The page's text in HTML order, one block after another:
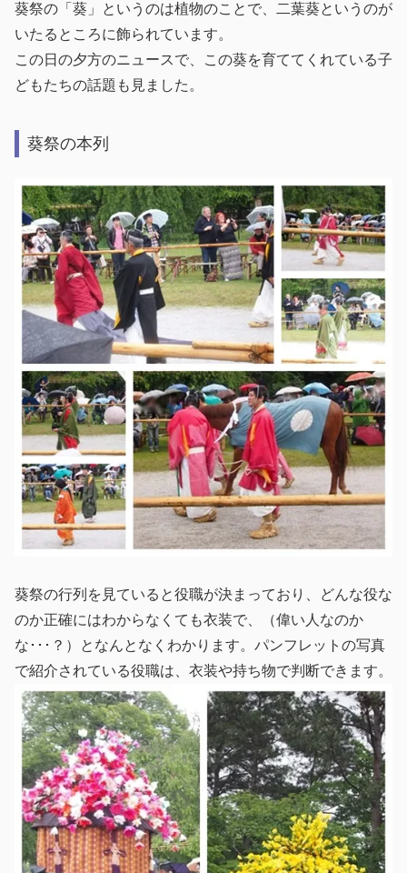
葵祭の「葵」というのは植物のことで、二葉葵というのが
いたるところに飾られています。
この日の夕方のニュースで、この葵を育ててくれている子
どもたちの話題も見ました。
葵祭の本列
葵祭の行列を見ていると役職が決まっており、どんな役な
のか正確にはわからなくても衣装で、（偉い人なのか
な･･･？）となんとなくわかります。パンフレットの写真
で紹介されている役職は、衣装や持ち物で判断できます。